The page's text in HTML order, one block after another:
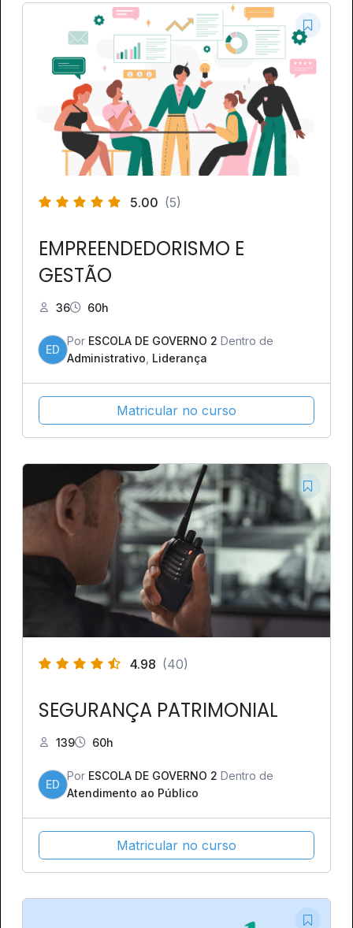
5.00 (5)
EMPREENDEDORISMO E
GESTÃO
36 60h
ED
Por ESCOLA DE GOVERNO 2 Dentro de
Administrativo Liderança
Matricular no curso
4.98 (40)
SEGURANÇA PATRIMONIAL
139 60h
ED
Por ESCOLA DE GOVERNO 2 Dentro de
Atendimento ao Público
Matricular no curso